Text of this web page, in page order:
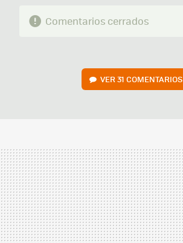
Comentarios cerrados
VER 31 COMENTARIOS